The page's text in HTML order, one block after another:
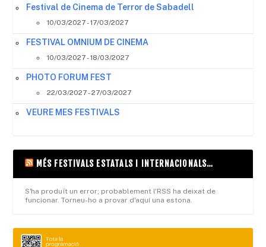
Festival de Cinema de Terror de Sabadell
10/03/2027 - 17/03/2027
FESTIVAL OMNIUM DE CINEMA
10/03/2027 - 18/03/2027
PHOTO FORUM FEST
22/03/2027 - 27/03/2027
VEURE MES FESTIVALS
MÉS FESTIVALS ESTATALS I INTERNACIONALS…
S'ha produït un error; probablement l'RSS ha deixat de
funcionar. Torneu-ho a provar d'aquí una estona.